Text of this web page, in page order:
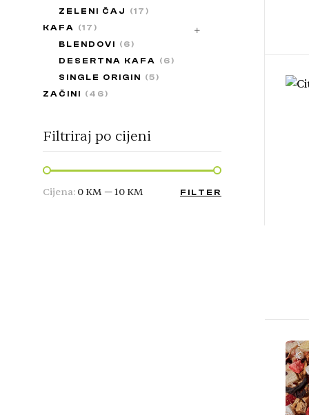
ZELENI ČAJ
(17)
KAFA (17)
BLENDOVI (6)
DESERTNA KAFA (6)
SINGLE ORIGIN (5)
ZAČINI (46)
Filtriraj po cijeni
FILTER
Cijena: 0 KM —10 KM